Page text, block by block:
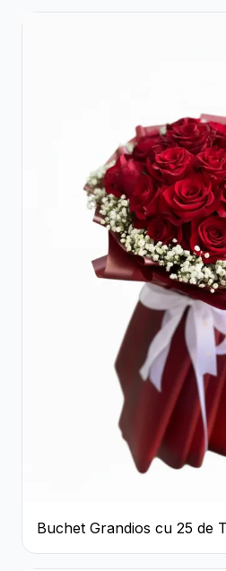
Buchet Grandios cu 25 de
Roșii